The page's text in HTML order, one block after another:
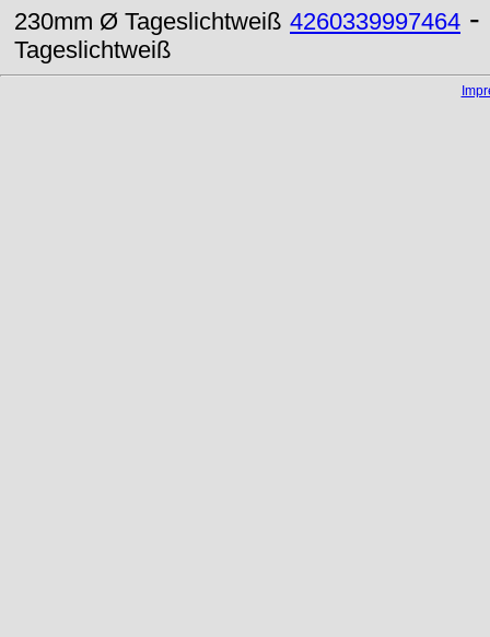
230mm Ø Tageslichtweiß 4260339997464 -
Tageslichtweiß